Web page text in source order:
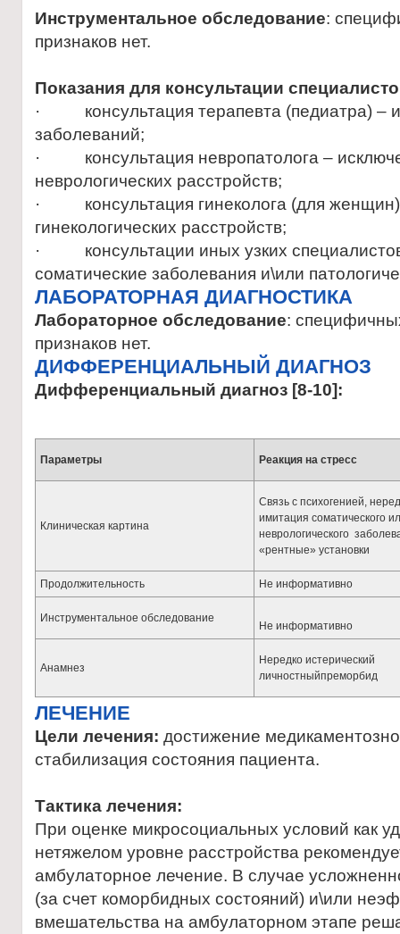
Инструментальное обследование:
признаков нет.
Показания для консультации
· консультация терапевта (педиатра) –
заболеваний;
· консультация невропатолога –
неврологических расстройств;
· консультация гинеколога (для женщин)
гинекологических расстройств;
· консультации иных узких
соматические заболевания и\или
ЛАБОРАТОРНАЯ ДИАГНОСТИКА
Лабораторное обследование:
признаков нет.
ДИФФЕРЕНЦИАЛЬНЫЙ ДИАГНОЗ
Дифференциальный диагноз [8-10]:
Параметры Реакция на стресс
Клиническая картина
Связь с психогенией,
имитация соматического
неврологического
«рентные» установки
Продолжительность Не информативно
Инструментальное обследование
Не информативно
Анамнез
Нередко истерический
личностныйпреморбид
ЛЕЧЕНИЕ
Цели лечения: достижение
стабилизация состояния пациента.
Тактика лечения:
При оценке микросоциальных условий как
нетяжелом уровне расстройства
амбулаторное лечение. В случае
(за счет коморбидных состояний) и\или
вмешательства на амбулаторном этапе